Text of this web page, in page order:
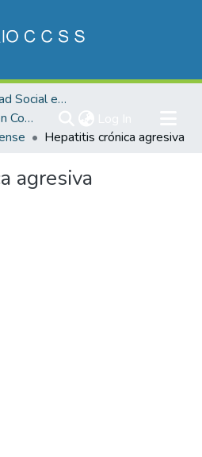
Salud y Seguridad Social en Costa Rica
Revistas Nacionales en Costa Rica
Hepatitis crónica agresiva
agresiva